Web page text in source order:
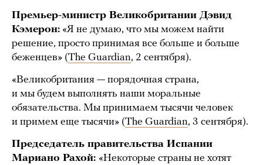
Премьер-министр Великобритании Дэвид
Кэмерон: «Я не думаю, что мы можем найти
решение, просто принимая все больше и больше
беженцев» (The Guardian, 2 сентября).
«Великобритания — порядочная страна,
и мы будем выполнять наши моральные
обязательства. Мы принимаем тысячи человек
и примем еще тысячи» (The Guardian, 3 сентября).
Председатель правительства Испании
Мариано Рахой: «Некоторые страны не хотят